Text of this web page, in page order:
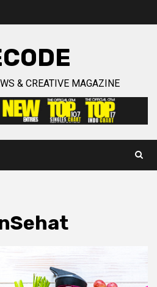
& CREATIVE MAGAZINE